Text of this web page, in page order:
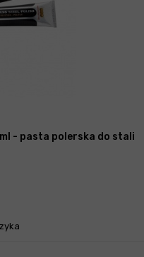
- pasta polerska do stali